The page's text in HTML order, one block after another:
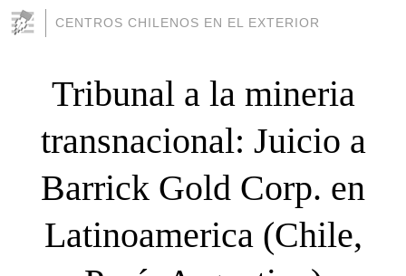
CENTROS CHILENOS EN EL EXTERIOR
Tribunal a la mineria
transnacional: Juicio a
Barrick Gold Corp. en
Latinoamerica (Chile,